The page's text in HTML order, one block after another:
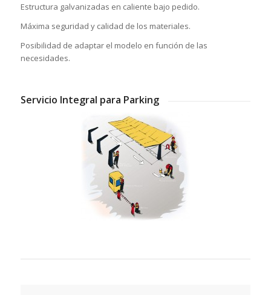
Estructura galvanizadas en caliente bajo pedido.
Máxima seguridad y calidad de los materiales.
Posibilidad de adaptar el modelo en función de las
necesidades.
Servicio Integral para Parking